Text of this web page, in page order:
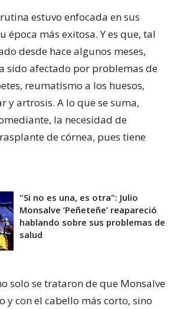
estuvo enfocada en sus
época más exitosa. Y es que, tal
desde hace algunos meses,
sido afectado por problemas de
reumatismo a los huesos,
y artrosis. A lo que se suma,
la necesidad de
de córnea, pues tiene
"Si no es una, es otra": Julio
Monsalve ’Peñeteñe’ reapareció
hablando sobre sus problemas de
salud
solo se trataron de que Monsalve
y con el cabello más corto, sino